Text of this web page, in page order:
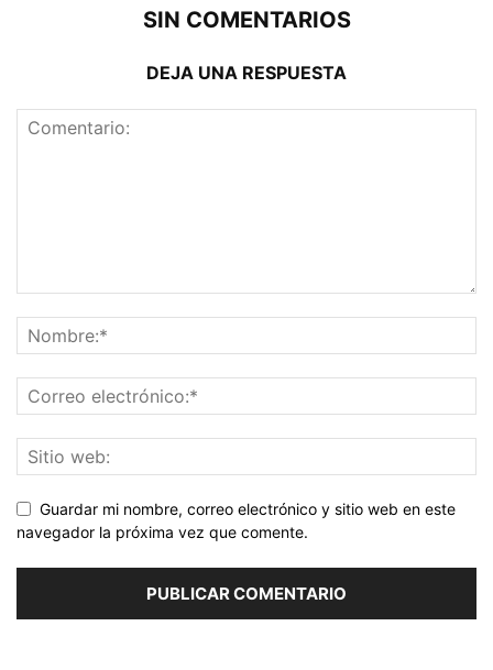
SIN COMENTARIOS
DEJA UNA RESPUESTA
Guardar mi nombre, correo electrónico y sitio web en este
navegador la próxima vez que comente.